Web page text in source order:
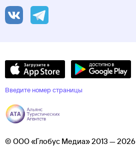
Введите номер страницы
© ООО «Глобус Медиа» 2013 — 2026